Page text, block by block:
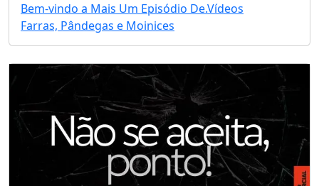
Bem-vindo a Mais Um Episódio De.Vídeos
Farras, Pândegas e Moinices